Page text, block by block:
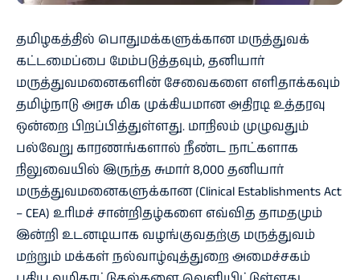
தமிழகத்தில் பொதுமக்களுக்கான மருத்துவக்
கட்டமைப்பை மேம்படுத்தவும், தனியார்
மருத்துவமனைகளின் சேவைகளை எளிதாக்கவும்
தமிழ்நாடு அரசு மிக முக்கியமான அதிரடி உத்தரவு
ஒன்றை பிறப்பித்துள்ளது. மாநிலம் முழுவதும்
பல்வேறு காரணங்களால் நீண்ட நாட்களாக
நிலுவையில் இருந்த சுமார் 8,000 தனியார்
மருத்துவமனைகளுக்கான (Clinical Establishments Act
– CEA) உரிமச் சான்றிதழ்களை எவ்வித தாமதமும்
இன்றி உடனடியாக வழங்குவதற்கு மருத்துவம்
மற்றும் மக்கள் நல்வாழ்வுத்துறை அமைச்சகம்